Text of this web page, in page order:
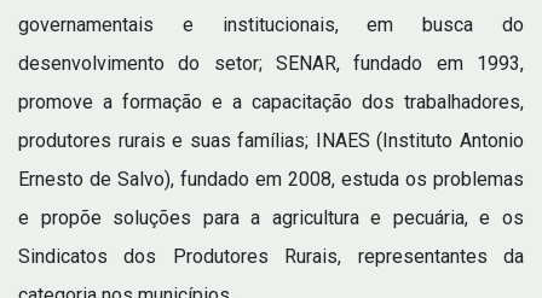
governamentais e institucionais, em busca do
desenvolvimento do setor; SENAR, fundado em 1993,
promove a formação e a capacitação dos trabalhadores,
produtores rurais e suas famílias; INAES (Instituto Antonio
Ernesto de Salvo), fundado em 2008, estuda os problemas
e propõe soluções para a agricultura e pecuária, e os
Sindicatos dos Produtores Rurais, representantes da